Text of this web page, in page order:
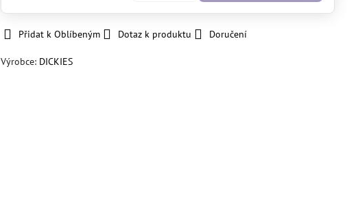
Přidat k Oblíbeným Dotaz k produktu Doručení
Výrobce: DICKIES